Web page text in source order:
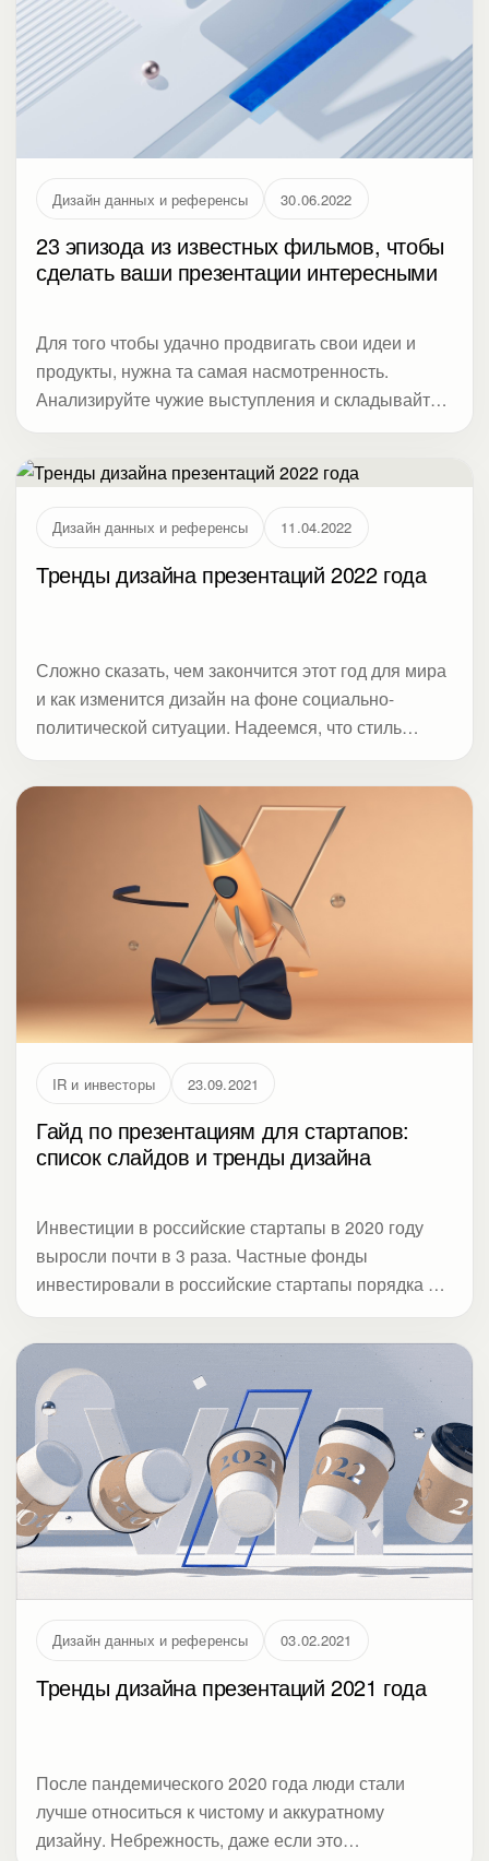
Дизайн данных и референсы 30.06.2022
23 эпизода из известных фильмов, чтобы
сделать ваши презентации интересными
Для того чтобы удачно продвигать свои идеи и
продукты, нужна та самая насмотренность.
Анализируйте чужие выступления и складывайте
и приемах, которые делают сложные данные
Дизайн данных и референсы 11.04.2022
Тренды дизайна презентаций 2022 года
Сложно сказать, чем закончится этот год для мира
и как изменится дизайн на фоне социально-
политической ситуации. Надеемся, что стиль
его нет. Студия Метод дает подборку трендов
дизайна презентаций, которые начали набирать
оборот в конце прошлого года и пока актуальны
для 2022-го. Даже сейчас от слайдов избавиться
не получится. В статье акцент на визуализации,
насмотренности и приемах, которые делают
сложные данные понятными.
IR и инвесторы 23.09.2021
Гайд по презентациям для стартапов:
список слайдов и тренды дизайна
Инвестиции в российские стартапы в 2020 году
выросли почти в 3 раза. Частные фонды
инвестировали в российские стартапы порядка 2,3
получить инвестиции для своего бизнеса
становится легче, с другой — конкуренция тоже
вырастет, и акселераторы будут еще въедливее
изучать презентации стартапов. Чтобы слайды о
вашем проекте были «как надо», Студия Метод
собрала актуальные требования к питч-декам от
российских акселераторов и экспертов,
проанализировала тренды дизайна слайдов и
составила чек-лист. Материал сфокусирован на
Investor Relations: как формулировать сообщение и
Дизайн данных и референсы 03.02.2021
Тренды дизайна презентаций 2021 года
После пандемического 2020 года люди стали
лучше относиться к чистому и аккуратному
дизайну. Небрежность, даже если это